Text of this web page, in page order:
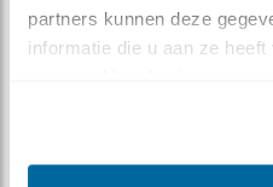
partners kunnen deze
informatie die u aan ze